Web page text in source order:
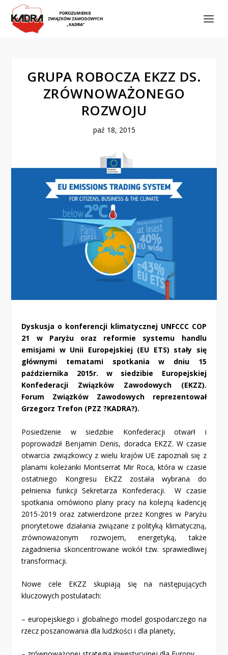
GRUPA ROBOCZA EKZZ DS.
ZRÓWNOWAŻONEGO
ROZWOJU
paź 18, 2015
Dyskusja o konferencji klimatycznej UNFCCC COP
21 w Paryżu oraz reformie systemu handlu
emisjami w Unii Europejskiej (EU ETS) stały się
głównymi tematami spotkania w dniu 15
października 2015r. w siedzibie Europejskiej
Konfederacji Związków Zawodowych (EKZZ).
Forum Związków Zawodowych reprezentował
Grzegorz Trefon (PZZ ?KADRA?).
Posiedzenie w siedzibie Konfederacji otwarł i
poprowadził Benjamin Denis, doradca EKZZ. W czasie
otwarcia związkowcy z wielu krajów UE zapoznali się z
planami koleżanki Montserrat Mir Roca, która w czasie
ostatniego Kongresu EKZZ została wybrana do
pełnienia funkcji Sekretarza Konfederacji. W czasie
spotkania omówiono plany pracy na kolejną kadencję
2015-2019 oraz zatwierdzone przez Kongres w Paryżu
priorytetowe działania związane z polityką klimatyczną,
zrównoważonym rozwojem, energetyką, także
zagadnienia skoncentrowane wokół tzw. sprawiedliwej
transformacji.
Nowe cele EKZZ skupiają się na następujących
kluczowych postulatach:
– europejskiego i globalnego model gospodarczego na
rzecz poszanowania dla ludzkości i dla planety,